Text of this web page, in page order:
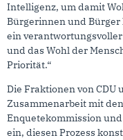
Intelligenz, um damit
Bürgerinnen und
ein
und das Wohl der
Priorität.“
Die Fraktionen von CDU
Zusammenarbeit mit
Enquetekommission
ein, diesen Prozess